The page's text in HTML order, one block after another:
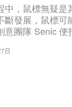
，鼠標無疑是
發展，鼠標可
意團隊 Senic
日